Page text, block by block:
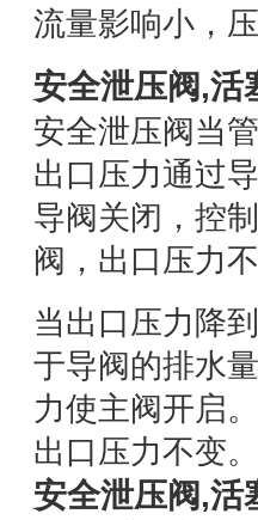
流量影响小，
安全泄压阀,活
安全泄压阀当
出口压力通过
导阀关闭，控
阀，出口压力
当出口压力降
于导阀的排水
力使主阀开启
出口压力不变
安全泄压阀,活